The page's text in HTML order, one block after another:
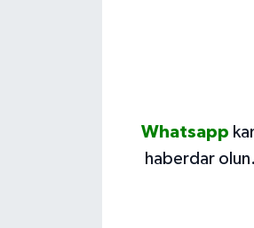
Whatsapp
haberdar olun.